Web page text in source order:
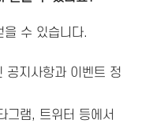
을 수 있습니다.
공지사항과 이벤트 정
그램, 트위터 등에서